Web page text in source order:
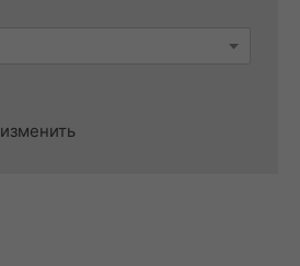
изменить